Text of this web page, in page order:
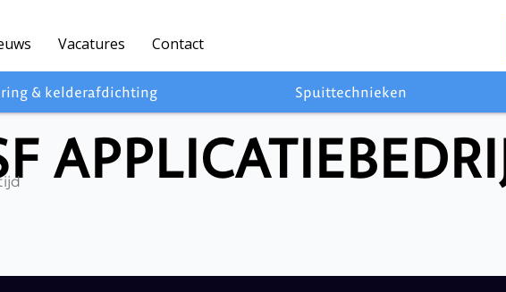
Vacatures Contact
& kelderafdichting Spuittechnieken